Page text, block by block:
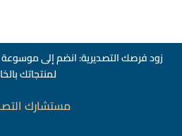
زود فرصك التصديرية: انضم إلى
لمنتجاتك
مستشارك